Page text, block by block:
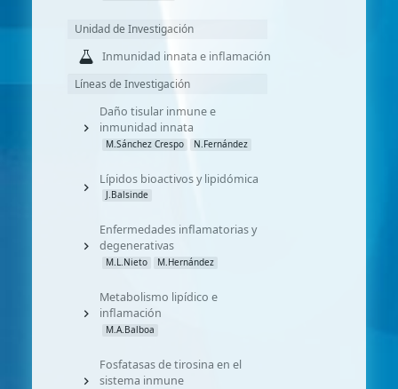
Unidad de Investigación
Inmunidad innata e inflamación
Líneas de Investigación
Daño tisular inmune e
inmunidad innata
M.Sánchez Crespo N.Fernández
Lípidos bioactivos y lipidómica
J.Balsinde
Enfermedades inflamatorias y
degenerativas
M.L.Nieto M.Hernández
Metabolismo lipídico e
inflamación
M.A.Balboa
Fosfatasas de tirosina en el
sistema inmune